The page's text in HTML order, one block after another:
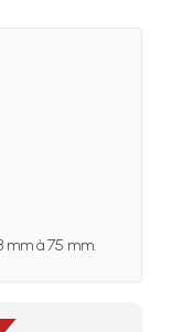
mm à 75 mm.